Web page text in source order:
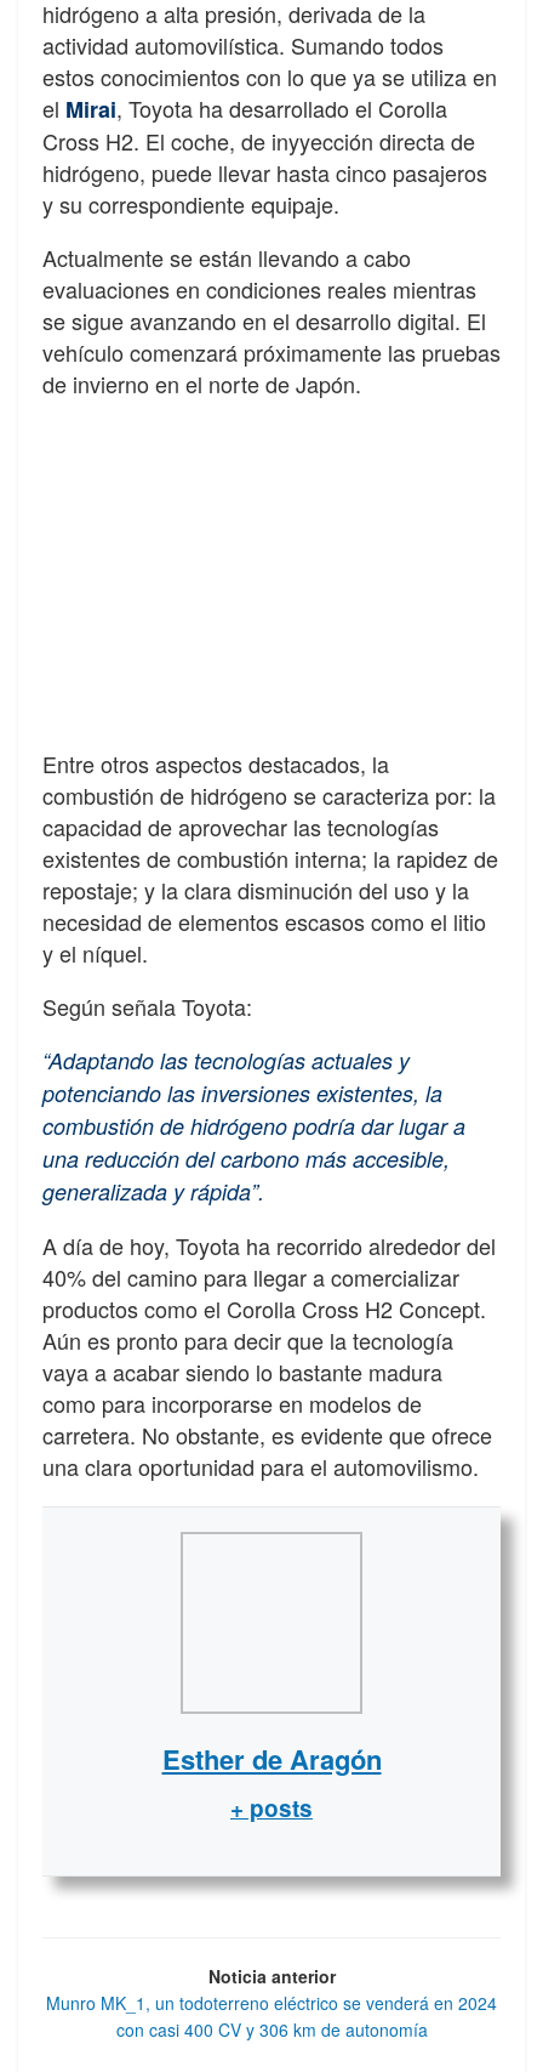
hidrógeno a alta presión, derivada de la
actividad automovilística. Sumando todos
estos conocimientos con lo que ya se utiliza en
el Mirai, Toyota ha desarrollado el Corolla
Cross H2. El coche, de inyyección directa de
hidrógeno, puede llevar hasta cinco pasajeros
y su correspondiente equipaje.
Actualmente se están llevando a cabo
evaluaciones en condiciones reales mientras
se sigue avanzando en el desarrollo digital. El
vehículo comenzará próximamente las pruebas
de invierno en el norte de Japón.
Entre otros aspectos destacados, la
combustión de hidrógeno se caracteriza por: la
capacidad de aprovechar las tecnologías
existentes de combustión interna; la rapidez de
repostaje; y la clara disminución del uso y la
necesidad de elementos escasos como el litio
y el níquel.
Según señala Toyota:
“Adaptando las tecnologías actuales y
potenciando las inversiones existentes, la
combustión de hidrógeno podría dar lugar a
una reducción del carbono más accesible,
generalizada y rápida”.
A día de hoy, Toyota ha recorrido alrededor del
40% del camino para llegar a comercializar
productos como el Corolla Cross H2 Concept.
Aún es pronto para decir que la tecnología
vaya a acabar siendo lo bastante madura
como para incorporarse en modelos de
carretera. No obstante, es evidente que ofrece
una clara oportunidad para el automovilismo.
Esther de Aragón
+ posts
Noticia anterior
Munro MK_1, un todoterreno eléctrico se venderá en 2024
con casi 400 CV y 306 km de autonomía